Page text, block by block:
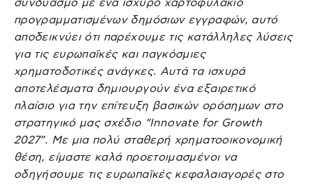
προγραμματισμένων δημόσιων εγγραφών, αυτό
αποδεικνύει ότι παρέχουμε τις κατάλληλες λύσεις
για τις ευρωπαϊκές και παγκόσμιες
χρηματοδοτικές ανάγκες. Αυτά τα ισχυρά
αποτελέσματα δημιουργούν ένα εξαιρετικό
πλαίσιο για την επίτευξη βασικών ορόσημων στο
στρατηγικό μας σχέδιο “Innovate for Growth
2027”. Με μια πολύ σταθερή χρηματοοικονομική
θέση, είμαστε καλά προετοιμασμένοι να
οδηγήσουμε τις ευρωπαϊκές κεφαλαιαγορές στο